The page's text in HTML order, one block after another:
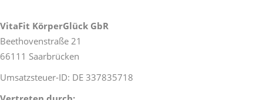
VitaFit KörperGlück GbR
Beethovenstraße 21
66111 Saarbrücken
Umsatzsteuer-ID: DE 337835718